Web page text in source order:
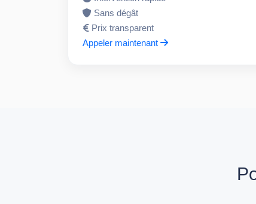
Sans dégât
Prix transparent
Appeler maintenant